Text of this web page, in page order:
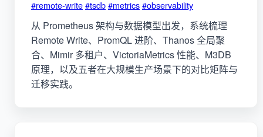
#remote-write#tsdb#metrics#observability
从 Prometheus 架构与数据模型出发，系统梳理
Remote Write、PromQL 进阶、Thanos 全局聚
合、Mimir 多租户、VictoriaMetrics 性能、M3DB
原理，以及五者在大规模生产场景下的对比矩阵与
迁移实践。